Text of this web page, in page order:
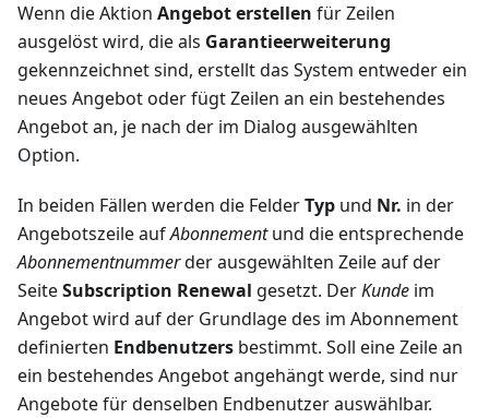
Wenn die Aktion Angebot erstellen für Zeilen
ausgelöst wird, die als Garantieerweiterung
gekennzeichnet sind, erstellt das System entweder ein
neues Angebot oder fügt Zeilen an ein bestehendes
Angebot an, je nach der im Dialog ausgewählten
Option.
In beiden Fällen werden die FelderTyp und Nr. in der
Angebotszeile aufAbonnementund die entsprechende
Abonnementnummerder ausgewählten Zeile auf der
SeiteSubscription Renewal gesetzt. DerKunde im
Angebot wird auf der Grundlage des im Abonnement
definierten Endbenutzers bestimmt. Soll eine Zeile an
ein bestehendes Angebot angehängt werde, sind nur
Angebote für denselben Endbenutzer auswählbar.